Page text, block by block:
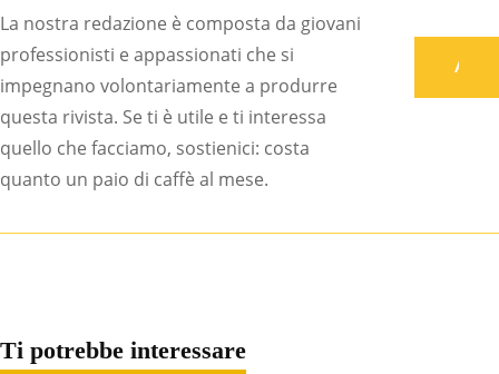
La nostra redazione è composta da giovani
professionisti e appassionati che si
impegnano volontariamente a produrre
questa rivista. Se ti è utile e ti interessa
quello che facciamo, sostienici: costa
quanto un paio di caffè al mese.
Ti potrebbe interessare